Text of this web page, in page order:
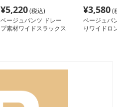
¥5,220(税込)
ベージュパンツ ドレー
プ素材ワイドスラックス
¥3,580(税
ベージュパン
りワイドロン